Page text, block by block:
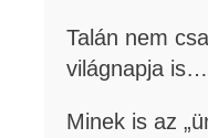
Talán nem
világnapja is…
Minek is az